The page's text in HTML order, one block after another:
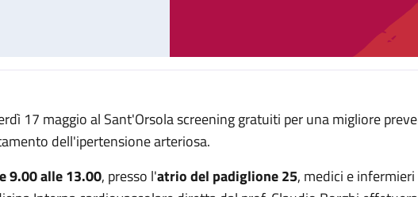
pressione per vivere più a lungo” è il messaggio della XX Giornata
17 maggio al Sant'Orsola screening gratuiti per una migliore
dell'ipertensione arteriosa.
9.00 alle 13.00, presso l'atrio del padiglione 25, medici e